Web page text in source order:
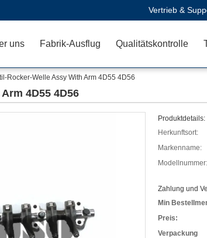
Vertrieb &
uns Fabrik-Ausflug Qualitätskontrolle
Rocker-Welle Assy With Arm 4D55 4D56
4D55 4D56
Produktdetails:
Herkunftsort:
Markenname:
Modellnummer:
Zahlung und
Min
Preis:
Verpackung